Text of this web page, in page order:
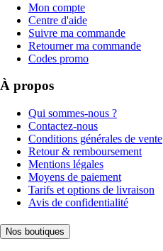
Mon compte
Centre d'aide
Suivre ma commande
Retourner ma commande
Codes promo
À propos
Qui sommes-nous ?
Contactez-nous
Conditions générales de vente
Retour & remboursement
Mentions légales
Moyens de paiement
Tarifs et options de livraison
Avis de confidentialité
Nos boutiques